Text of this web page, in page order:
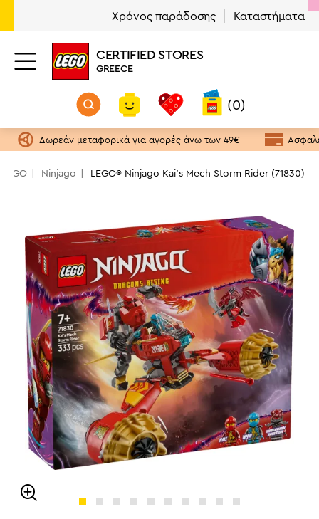
Χρόνος παράδοσης Καταστήματα
CERTIFIED STORES
GREECE
(0)
Δωρεάν μεταφορικά για αγορές άνω των 49€
Ninjago LEGO® Ninjago Kai's Mech Storm Rider (71830)